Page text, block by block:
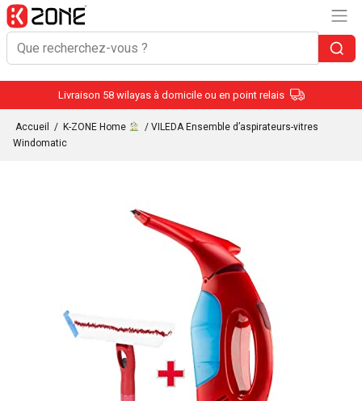
Livraison 58 wilayas à domicile ou en point relais
Accueil / K-ZONE Home
/ VILEDA Ensemble d’aspirateurs-vitres
Windomatic